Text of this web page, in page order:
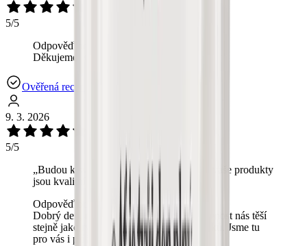
5/5
Odpověď od OchutnejOřech.cz:
Děkujeme! ❤️💫
Ověřená recenze
9. 3. 2026
5/5
„Budou k svátku, tak teprve uvidíme, ale vaše produkty
jsou kvalitní a dobré. “
Odpověď od OchutnejOřech.cz:
Dobrý den, moc děkujeme – vaše spokojenost nás těší
stejně jako rychlé doručení čerstvých oříšků. Jsme tu
pro vás i příště. 🚚❤️